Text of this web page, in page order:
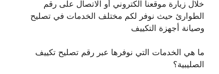
خلال زيارة موقعنا الكتروني أو الاتصال على رقم
الطوارئ حيث نوفر لكم مختلف الخدمات في تصليح
وصيانة أجهزة التكييف
ما هي الخدمات التي نوفرها عبر رقم تصليح تكييف
الصليبية؟